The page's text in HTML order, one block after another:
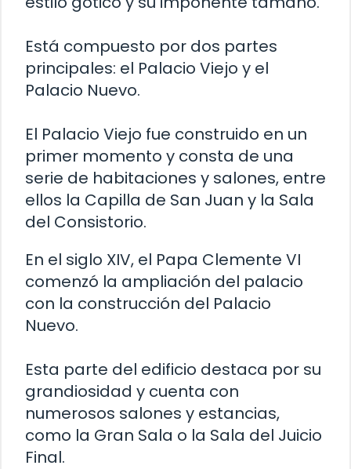
Está compuesto por dos partes
principales: el Palacio Viejo y el
Palacio Nuevo.
El Palacio Viejo fue construido en un
primer momento y consta de una
serie de habitaciones y salones, entre
ellos la Capilla de San Juan y la Sala
del Consistorio.
En el siglo XIV, el Papa Clemente VI
comenzó la ampliación del palacio
con la construcción del Palacio
Nuevo.
Esta parte del edificio destaca por su
grandiosidad y cuenta con
numerosos salones y estancias,
como la Gran Sala o la Sala del Juicio
Final.